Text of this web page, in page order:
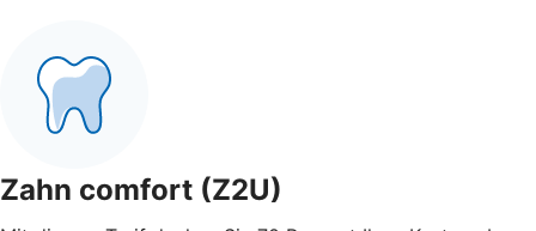
Zahn comfort (Z2U)